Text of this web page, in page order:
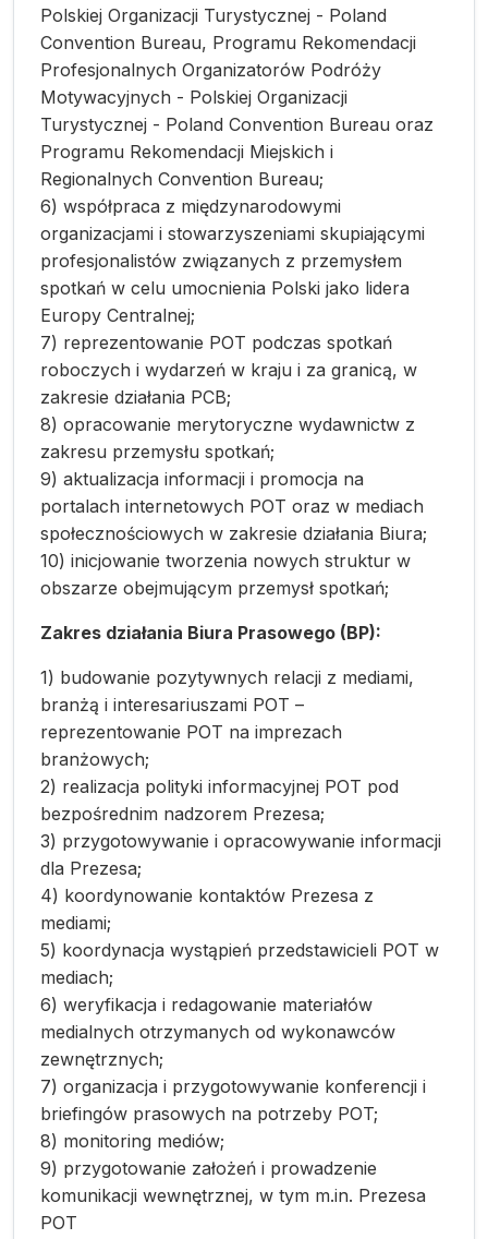
Polskiej Organizacji Turystycznej - Poland
Convention Bureau, Programu Rekomendacji
Profesjonalnych Organizatorów Podróży
Motywacyjnych - Polskiej Organizacji
Turystycznej - Poland Convention Bureau oraz
Programu Rekomendacji Miejskich i
Regionalnych Convention Bureau;
6) współpraca z międzynarodowymi
organizacjami i stowarzyszeniami skupiającymi
profesjonalistów związanych z przemysłem
spotkań w celu umocnienia Polski jako lidera
Europy Centralnej;
7) reprezentowanie POT podczas spotkań
roboczych i wydarzeń w kraju i za granicą, w
zakresie działania PCB;
8) opracowanie merytoryczne wydawnictw z
zakresu przemysłu spotkań;
9) aktualizacja informacji i promocja na
portalach internetowych POT oraz w mediach
społecznościowych w zakresie działania Biura;
10) inicjowanie tworzenia nowych struktur w
obszarze obejmującym przemysł spotkań;
Zakres działania Biura Prasowego (BP):
1) budowanie pozytywnych relacji z mediami,
branżą i interesariuszami POT –
reprezentowanie POT na imprezach
branżowych;
2) realizacja polityki informacyjnej POT pod
bezpośrednim nadzorem Prezesa;
3) przygotowywanie i opracowywanie informacji
dla Prezesa;
4) koordynowanie kontaktów Prezesa z
mediami;
5) koordynacja wystąpień przedstawicieli POT w
mediach;
6) weryfikacja i redagowanie materiałów
medialnych otrzymanych od wykonawców
zewnętrznych;
7) organizacja i przygotowywanie konferencji i
briefingów prasowych na potrzeby POT;
8) monitoring mediów;
9) przygotowanie założeń i prowadzenie
komunikacji wewnętrznej, w tym m.in. Prezesa
POT